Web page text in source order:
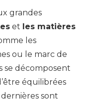
grandes
et les matières
les
ou le marc de
se décomposent
équilibrées
sont